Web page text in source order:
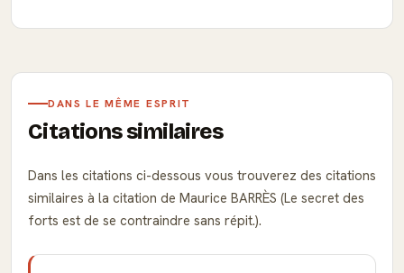
DANS LE MÊME ESPRIT
Citations similaires
Dans les citations ci-dessous vous trouverez des citations
similaires à la citation de Maurice BARRÈS (Le secret des
forts est de se contraindre sans répit.).